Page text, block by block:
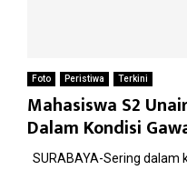
Foto Peristiwa Terkini
Mahasiswa S2
Dalam Kondisi
SURABAYA-Sering dalam